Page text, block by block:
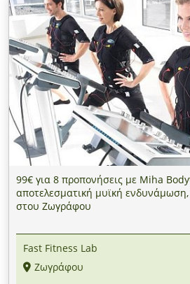
99€ για 8 προπονήσεις με Miha
αποτελεσματική μυϊκή
στου Ζωγράφου
Fast Fitness Lab
Ζωγράφου